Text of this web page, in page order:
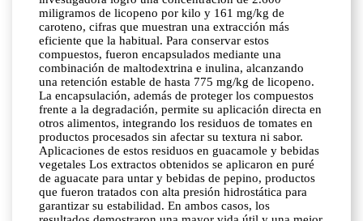
miligramos de licopeno por kilo y 161 mg/kg de
caroteno, cifras que muestran una extracción más
eficiente que la habitual. Para conservar estos
compuestos, fueron encapsulados mediante una
combinación de maltodextrina e inulina, alcanzando
una retención estable de hasta 775 mg/kg de licopeno.
La encapsulación, además de proteger los compuestos
frente a la degradación, permite su aplicación directa en
otros alimentos, integrando los residuos de tomates en
productos procesados sin afectar su textura ni sabor.
Aplicaciones de estos residuos en guacamole y bebidas
vegetales Los extractos obtenidos se aplicaron en puré
de aguacate para untar y bebidas de pepino, productos
que fueron tratados con alta presión hidrostática para
garantizar su estabilidad. En ambos casos, los